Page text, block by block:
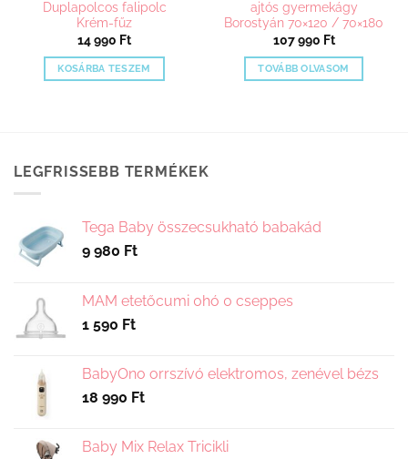
Duplapolcos falipolc
Krém-fűz
14 990 Ft
KOSÁRBA TESZEM
ajtós gyermekágy
Borostyán 70×120 / 70×180
107 990 Ft
TOVÁBB OLVASOM
LEGFRISSEBB TERMÉKEK
Tega Baby összecsukható babakád
9 980 Ft
MAM etetőcumi 0hó 0 cseppes
1 590 Ft
BabyOno orrszívó elektromos, zenével bézs
18 990 Ft
Baby Mix Relax Tricikli